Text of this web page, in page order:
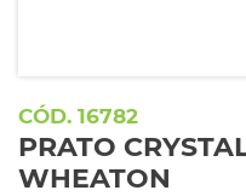
16782
PRATO
WHEATON